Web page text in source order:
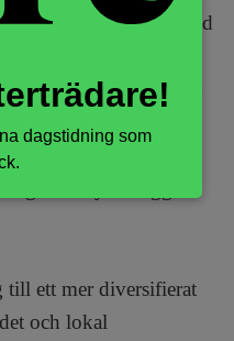
dagstidning som
som är van vid
CSA. Det är mycket
av direktkontakt och
har en relation.
och nya inlägg
till ett mer diversifierat
och lokal